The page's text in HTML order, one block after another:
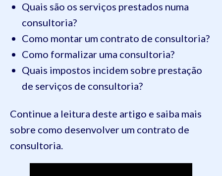
Quais são os serviços prestados numa
consultoria?
Como montar um contrato de consultoria?
Como formalizar uma consultoria?
Quais impostos incidem sobre prestação
de serviços de consultoria?
Continue a leitura deste artigo e saiba mais
sobre como desenvolver um contrato de
consultoria.